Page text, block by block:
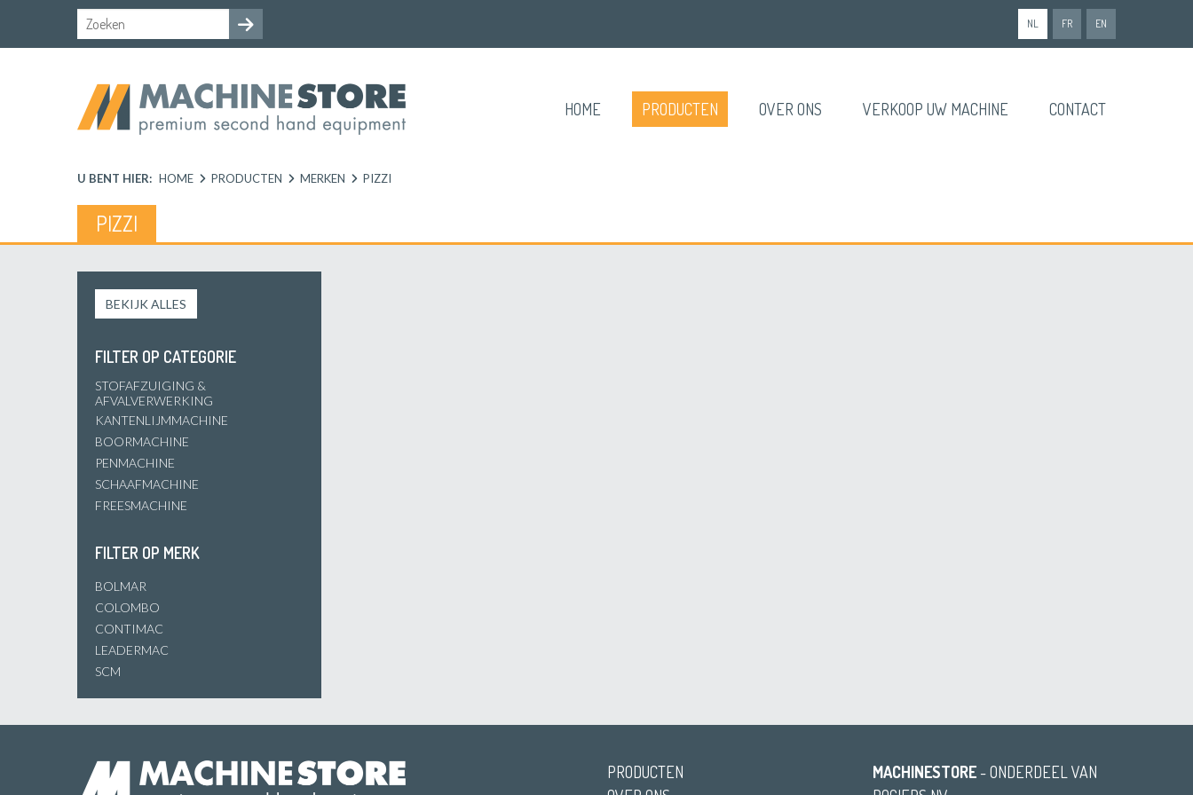
NL FR EN
HOME PRODUCTEN OVER ONS VERKOOP UW MACHINE CONTACT
U BENT HIER: HOME PRODUCTEN MERKEN PIZZI
PIZZI
BEKIJK ALLES
FILTER OP CATEGORIE
STOFAFZUIGING &
AFVALVERWERKING
KANTENLIJMMACHINE
BOORMACHINE
PENMACHINE
SCHAAFMACHINE
FREESMACHINE
FILTER OP MERK
BOLMAR
COLOMBO
CONTIMAC
LEADERMAC
SCM
PRODUCTEN
MACHINESTORE- ONDERDEEL VAN